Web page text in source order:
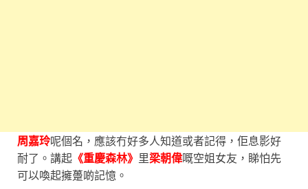
周嘉玲呢個名，應該冇好多人知道或者記得，佢息影好
耐了。講起 《重慶森林》 里梁朝偉嘅空姐女友，睇怕先
可以喚起擁躉啲記憶。